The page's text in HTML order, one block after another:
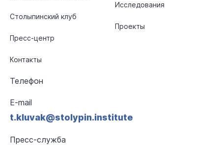
Столыпинский клуб
Пресс-центр
Контакты
Исследования
Проекты
Телефон
E-mail
t.kluvak@stolypin.institute
Пресс-служба